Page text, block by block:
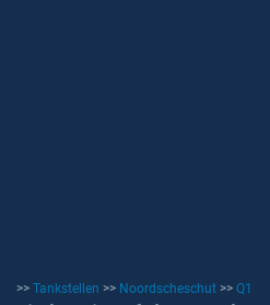
>> Tankstellen >> Noordscheschut >> Q1